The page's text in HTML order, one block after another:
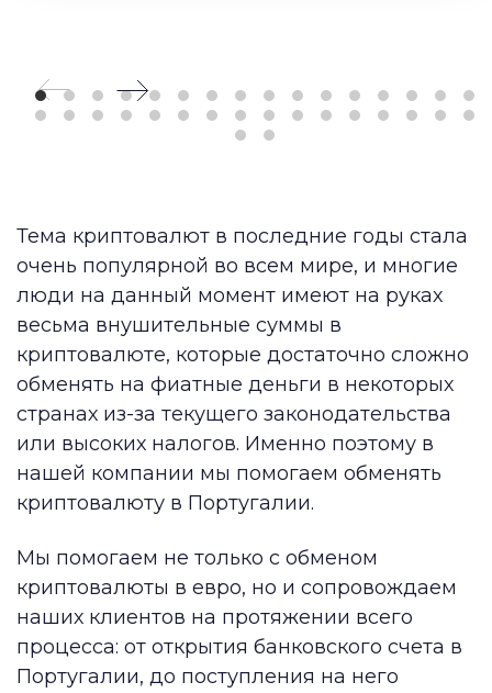
Тема криптовалют в последние годы стала
очень популярной во всем мире, и многие
люди на данный момент имеют на руках
весьма внушительные суммы в
криптовалюте, которые достаточно сложно
обменять на фиатные деньги в некоторых
странах из-за текущего законодательства
или высоких налогов. Именно поэтому в
нашей компании мы помогаем обменять
криптовалюту в Португалии.
Мы помогаем не только с обменом
криптовалюты в евро, но и сопровождаем
наших клиентов на протяжении всего
процесса: от открытия банковского счета в
Португалии, до поступления на него